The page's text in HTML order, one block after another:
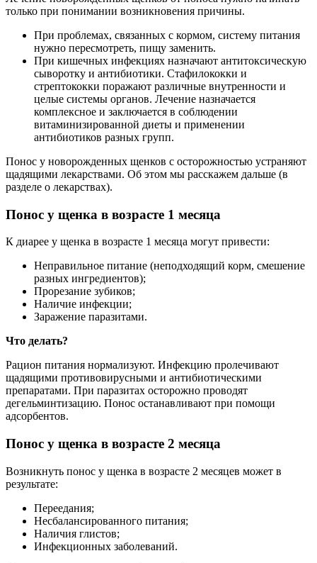
только при понимании возникновения причины.
При проблемах, связанных с кормом, систему питания
нужно пересмотреть, пищу заменить.
При кишечных инфекциях назначают антитоксическую
сыворотку и антибиотики. Стафилококки и
стрептококки поражают различные внутренности и
целые системы органов. Лечение назначается
комплексное и заключается в соблюдении
витаминизированной диеты и применении
антибиотиков разных групп.
Понос у новорожденных щенков с осторожностью устраняют
щадящими лекарствами. Об этом мы расскажем дальше (в
разделе о лекарствах).
Понос у щенка в возрасте 1 месяца
К диарее у щенка в возрасте 1 месяца могут привести:
Неправильное питание (неподходящий корм, смешение
разных ингредиентов);
Прорезание зубиков;
Наличие инфекции;
Заражение паразитами.
Что делать?
Рацион питания нормализуют. Инфекцию пролечивают
щадящими противовирусными и антибиотическими
препаратами. При паразитах осторожно проводят
дегельминтизацию. Понос останавливают при помощи
адсорбентов.
Понос у щенка в возрасте 2 месяца
Возникнуть понос у щенка в возрасте 2 месяцев может в
результате:
Переедания;
Несбалансированного питания;
Наличия глистов;
Инфекционных заболеваний.